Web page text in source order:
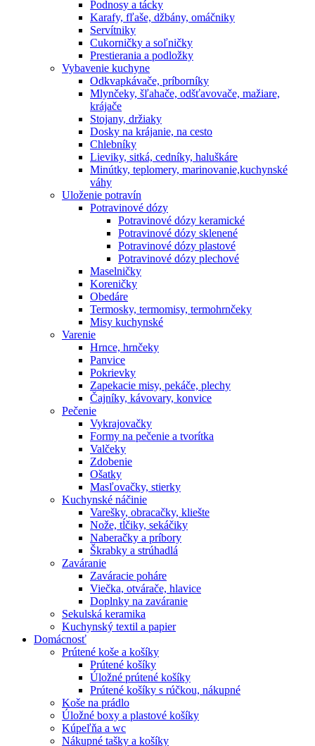
Podnosy a tácky
Karafy, fľaše, džbány, omáčniky
Servítniky
Cukorničky a soľničky
Prestierania a podložky
Vybavenie kuchyne
Odkvapkávače, príborníky
Mlynčeky, šľahače, odšťavovače, mažiare,
krájače
Stojany, držiaky
Dosky na krájanie, na cesto
Chlebníky
Lieviky, sitká, cedníky, haluškáre
Minútky, teplomery, marinovanie,kuchynské
váhy
Uloženie potravín
Potravinové dózy
Potravinové dózy keramické
Potravinové dózy sklenené
Potravinové dózy plastové
Potravinové dózy plechové
Maselničky
Koreničky
Obedáre
Termosky, termomisy, termohrnčeky
Misy kuchynské
Varenie
Hrnce, hrnčeky
Panvice
Pokrievky
Zapekacie misy, pekáče, plechy
Čajníky, kávovary, konvice
Pečenie
Vykrajovačky
Formy na pečenie a tvorítka
Valčeky
Zdobenie
Ošatky
Masľovačky, stierky
Kuchynské náčinie
Varešky, obracačky, kliešte
Nože, tĺčiky, sekáčiky
Naberačky a príbory
Škrabky a strúhadlá
Zaváranie
Zaváracie poháre
Viečka, otvárače, hlavice
Doplnky na zaváranie
Sekulská keramika
Kuchynský textil a papier
Domácnosť
Prútené koše a košíky
Prútené košíky
Úložné prútené košíky
Prútené košíky s rúčkou, nákupné
Koše na prádlo
Úložné boxy a plastové košíky
Kúpeľňa a wc
Nákupné tašky a košíky